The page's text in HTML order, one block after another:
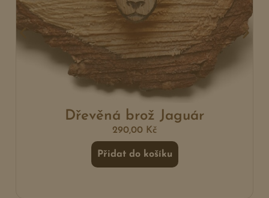
Dřevěná brož Jaguár
290,00 Kč
Přidat do košíku